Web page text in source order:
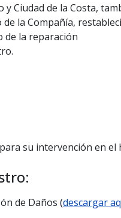
Ciudad de la Costa,
la Compañía,
de la reparación
su intervención en el
de Daños (descargar